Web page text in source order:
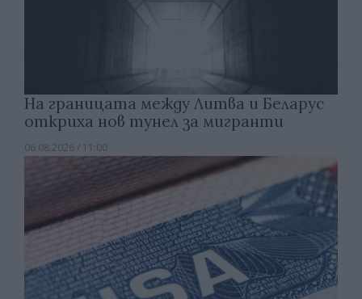
На границата между Литва и Беларус
откриха нов тунел за мигранти
06.08.2026 / 11:00